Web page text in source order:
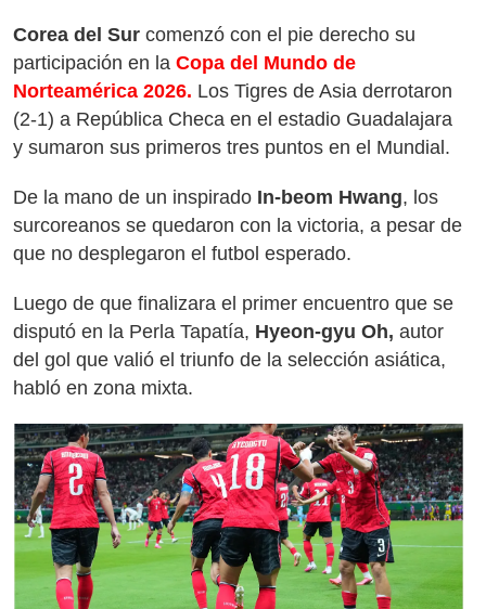
Corea del Sur comenzó con el pie derecho su
participación en la Copa del Mundo de
Norteamérica 2026. Los Tigres de Asia derrotaron
(2-1) a República Checa en el estadio Guadalajara
y sumaron sus primeros tres puntos en el Mundial.
De la mano de un inspirado In-beom Hwang, los
surcoreanos se quedaron con la victoria, a pesar de
que no desplegaron el futbol esperado.
Luego de que finalizara el primer encuentro que se
disputó en la Perla Tapatía, Hyeon-gyu Oh, autor
del gol que valió el triunfo de la selección asiática,
habló en zona mixta.